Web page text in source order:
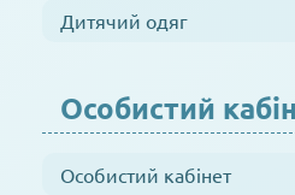
Дитячий одяг
Особистий
Особистий кабінет